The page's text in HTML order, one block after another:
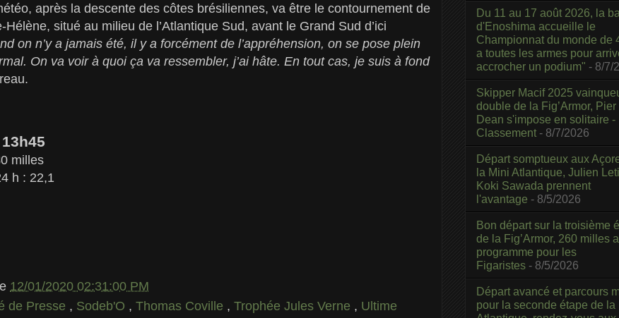
après la descente des côtes brésiliennes, va être le contournement de
Hélène, situé au milieu de l’Atlantique Sud, avant le Grand Sud d’ici
on n’y a jamais été, il y a forcément de l’appréhension, on se pose plein
On va voir à quoi ça va ressembler, j’ai hâte. En tout cas, je suis à fond
milles
h : 22,1
12/01/2020 02:31:00 PM
de Presse , Sodeb'O , Thomas Coville , Trophée Jules Verne , Ultime
Du 11 au 17 août 2026, la
d'Enoshima accueille le
Championnat du monde de
a toutes les armes pour
accrocher un podium" - 8/7/
Skipper Macif 2025
double de la Fig’Armor,
Dean s'impose en solitaire -
Classement - 8/7/2026
Départ somptueux aux
la Mini Atlantique, Julien
Koki Sawada prennent
l'avantage - 8/5/2026
Bon départ sur la troisième
de la Fig’Armor, 260 milles
programme pour les
Figaristes - 8/5/2026
Départ avancé et parcours
pour la seconde étape de la